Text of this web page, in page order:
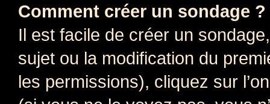
Comment créer un sondage ?
Il est facile de créer un
sujet ou la modification du
les permissions), cliquez sur